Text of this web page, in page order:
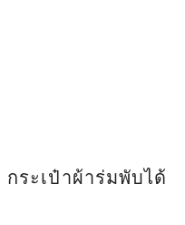
กระเป๋าผ้าร่มพับได้